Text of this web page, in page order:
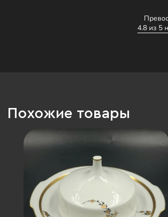
4.8 из 5
Похожие товары